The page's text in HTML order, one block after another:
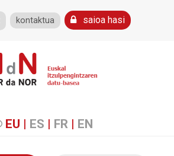
kontaktua saioa hasi
EU | ES | FR | EN